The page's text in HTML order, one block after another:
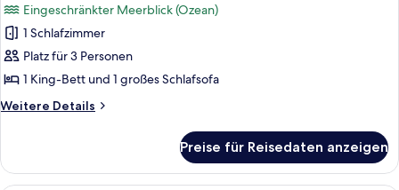
Zimmer,
1 King-
Bett
und
Schlafsofa,
anzeigen
Eingeschränkter Meerblick (Ozean)
1 Schlafzimmer
Platz für 3 Personen
1 King-Bett und 1 großes Schlafsofa
Weitere Details
Weitere
1 King-
Bett
Preise für Reisedaten anzeigen